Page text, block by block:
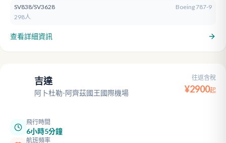
SV838/SV3628
Boeing 787-9
298人
查看詳細資訊
吉達
阿卜杜勒-阿齊茲國王國際機場
往返含稅
¥2900起
飛行時間
6小時5分鐘
航班頻率